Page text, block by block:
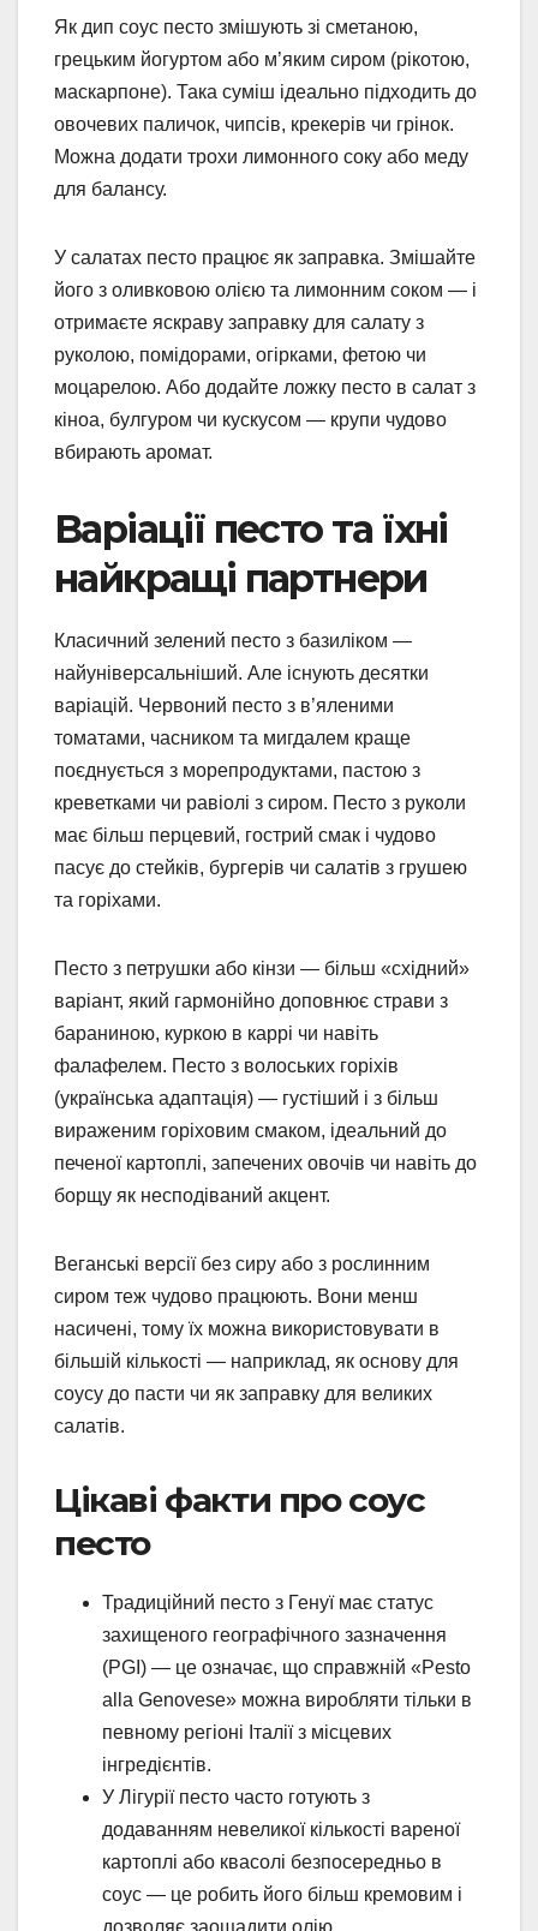
Як дип соус песто змішують зі сметаною,
грецьким йогуртом або м’яким сиром (рікотою,
маскарпоне). Така суміш ідеально підходить до
овочевих паличок, чипсів, крекерів чи грінок.
Можна додати трохи лимонного соку або меду
для балансу.
У салатах песто працює як заправка. Змішайте
його з оливковою олією та лимонним соком — і
отримаєте яскраву заправку для салату з
руколою, помідорами, огірками, фетою чи
моцарелою. Або додайте ложку песто в салат з
кіноа, булгуром чи кускусом — крупи чудово
вбирають аромат.
Варіації песто та їхні
найкращі партнери
Класичний зелений песто з базиліком —
найуніверсальніший. Але існують десятки
варіацій. Червоний песто з в’яленими
томатами, часником та мигдалем краще
поєднується з морепродуктами, пастою з
креветками чи равіолі з сиром. Песто з руколи
має більш перцевий, гострий смак і чудово
пасує до стейків, бургерів чи салатів з грушею
та горіхами.
Песто з петрушки або кінзи — більш «східний»
варіант, який гармонійно доповнює страви з
бараниною, куркою в каррі чи навіть
фалафелем. Песто з волоських горіхів
(українська адаптація) — густіший і з більш
вираженим горіховим смаком, ідеальний до
печеної картоплі, запечених овочів чи навіть до
борщу як несподіваний акцент.
Веганські версії без сиру або з рослинним
сиром теж чудово працюють. Вони менш
насичені, тому їх можна використовувати в
більшій кількості — наприклад, як основу для
соусу до пасти чи як заправку для великих
салатів.
Цікаві факти про соус
песто
Традиційний песто з Генуї має статус
захищеного географічного зазначення
(PGI) — це означає, що справжній «Pesto
alla Genovese» можна виробляти тільки в
певному регіоні Італії з місцевих
інгредієнтів.
У Лігурії песто часто готують з
додаванням невеликої кількості вареної
картоплі або квасолі безпосередньо в
соус — це робить його більш кремовим і
дозволяє заощадити олію.